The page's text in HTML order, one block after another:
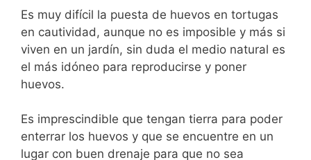
Es muy difícil la puesta de huevos en tortugas
en cautividad, aunque no es imposible y más si
viven en un jardín, sin duda el medio natural es
el más idóneo para reproducirse y poner
huevos.
Es imprescindible que tengan tierra para poder
enterrar los huevos y que se encuentre en un
lugar con buen drenaje para que no sea